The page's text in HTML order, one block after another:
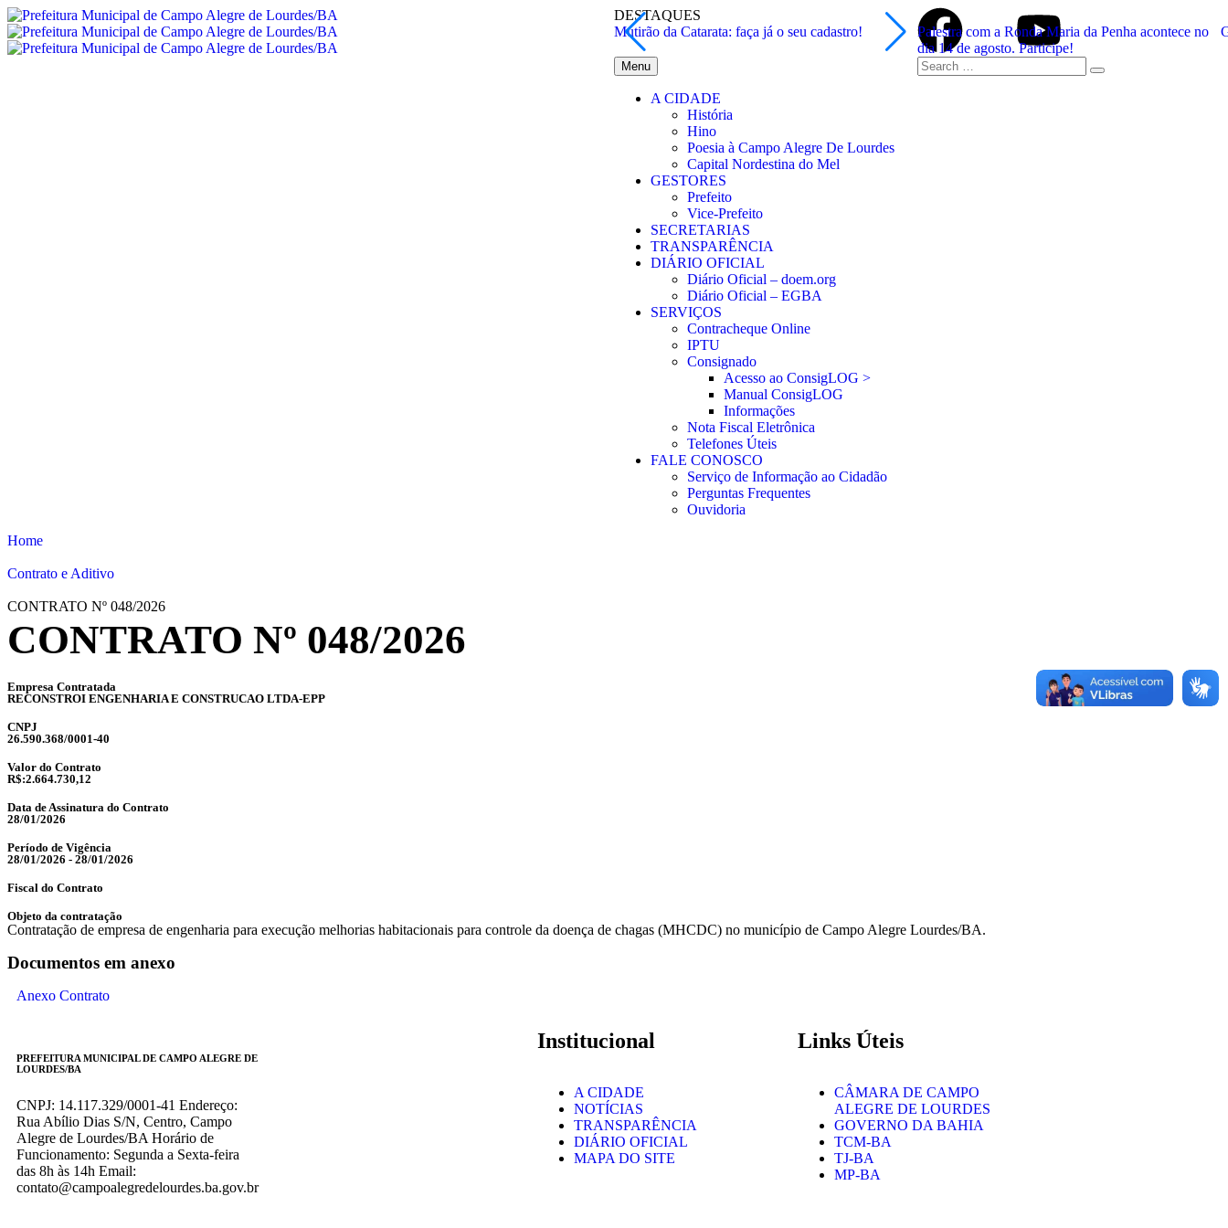
DESTAQUES
Mutirão da Catarata: faça já o seu cadastro!
Palestra com a Ronda Maria da Penha acontece no
dia 14 de agosto. Participe!
Menu
A CIDADE
História
Hino
Poesia à Campo Alegre De Lourdes
Capital Nordestina do Mel
GESTORES
Prefeito
Vice-Prefeito
SECRETARIAS
TRANSPARÊNCIA
DIÁRIO OFICIAL
Diário Oficial – doem.org
Diário Oficial – EGBA
SERVIÇOS
Contracheque Online
IPTU
Consignado
Acesso ao ConsigLOG >
Manual ConsigLOG
Informações
Nota Fiscal Eletrônica
Telefones Úteis
FALE CONOSCO
Serviço de Informação ao Cidadão
Perguntas Frequentes
Ouvidoria
Home
Contrato e Aditivo
CONTRATO Nº 048/2026
CONTRATO Nº 048/2026
Empresa Contratada
RECONSTROI ENGENHARIA E CONSTRUCAO LTDA-EPP
CNPJ
26.590.368/0001-40
Valor do Contrato
R$:2.664.730,12
Data de Assinatura do Contrato
28/01/2026
Período de Vigência
28/01/2026 - 28/01/2026
Fiscal do Contrato
Objeto da contratação
Contratação de empresa de engenharia para execução melhorias habitacionais para controle da doença de chagas (MHCDC) no município de Campo Alegre Lourdes/BA.
Documentos em anexo
Anexo Contrato
PREFEITURA MUNICIPAL DE CAMPO ALEGRE DE
LOURDES/BA
CNPJ: 14.117.329/0001-41 Endereço:
Rua Abílio Dias S/N, Centro, Campo
Alegre de Lourdes/BA Horário de
Funcionamento: Segunda a Sexta-feira
das 8h às 14h Email:
contato@campoalegredelourdes.ba.gov.br
Institucional
A CIDADE
NOTÍCIAS
TRANSPARÊNCIA
DIÁRIO OFICIAL
MAPA DO SITE
Links Úteis
CÂMARA DE CAMPO
ALEGRE DE LOURDES
GOVERNO DA BAHIA
TCM-BA
TJ-BA
MP-BA